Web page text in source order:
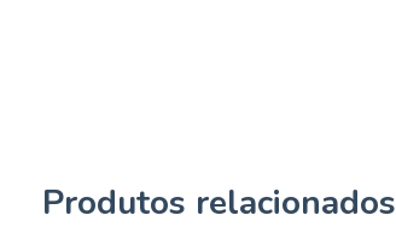
Produtos relacionados